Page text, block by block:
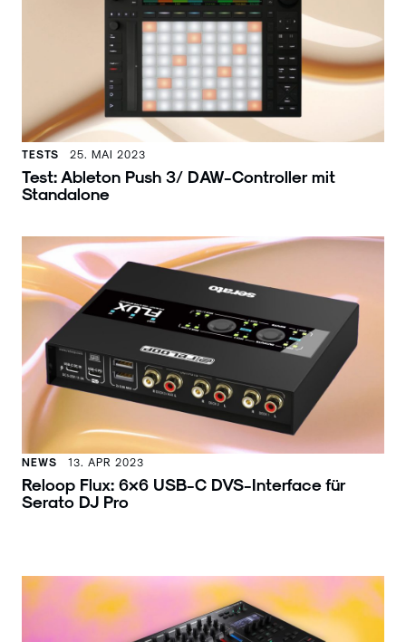
TESTS 25. MAI 2023
Test: Ableton Push 3/ DAW-Controller mit
Standalone
NEWS 13. APR 2023
Reloop Flux: 6×6 USB-C DVS-Interface für
Serato DJ Pro